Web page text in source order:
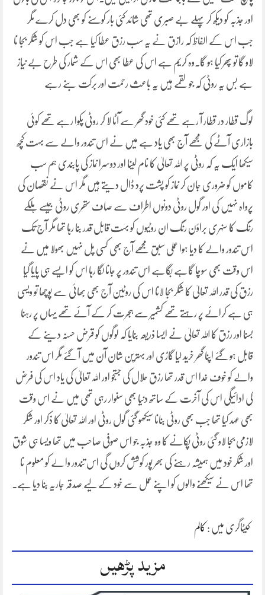
اور جذبہ کو دیکھ کر پہلے بے صبری تھی شائد کئی بار کوسنے کو بھی دل کرے مگر
جب اس کے الفاظ کہ رازق نے یہ سب رزق عطا کیا ہے جب اس کو شکر بجا نا
لاو گا تو پھر کیا ہو گا۔وہ کریم ہے اس کی عطا بھی اس کے شمار کی طرح بے نیاز
ہے بس یہ روٹی کہ جو لقمے ہیں یہ باعث رحمت اور برکت بنے رہے
لوگ قطار در قطار آ رہے تھے کئی خود گھر سے آٹا لا کر روٹی پکوا رہے تھے کوئی
بازاری آٹے کی مجھے آج بھی یاد ہے میں نے اس تندور والے سے بہت کچھ
سیکھا ایک یہ کہ روٹی پر اللہ تعالیٰ کا نام لینا اور دوسرا نماز کی پابندی ہم سب
کاموں کو ضروری جان کر نماز کو پشت پرد ڈال دیتے ہیں مگر اس نے نقصان کی
پرواہ نہیں کی اور گول روٹی دونوں اطراف سے صاف ستھری روٹی جیسے ہلکے
رنگ کا سنہری براؤن رنگ ان روٹیوں کو بہت قابل قدر بنا رہا تھا مگر آج تک
اس تندور والے کا دیا ہوا عملی سبق مجھے آج بھی کسی پل نہیں بھولا میں نے
اس وقت بھی سوچا گاہے بگاہے اس تندور پر جانا لگا رہا اس کو ایسے ہی پایا گیا
رزق کی قدر اللہ تعالیٰ کا شکر بجا لانا اس کی روٹین آج بھی بھائی سے پوچھا تو ویسی
ہی ہے کرائے پر رہتے تھے کشمیر سے ہجرت کر کے آئے تھے یہاں پر رہنا
بسنا اور رزق کا اللہ تعالیٰ نے ایسا ذریعہ بنایا کہ لوگوں کو قرض حسنہ دینے کے
قابل ہو گئے اپنا گھر خرید لیا گاڑی اور بہترین شان آن میں آ گئے مگر اس تندور
والے کو خوف خدا اس قدر تھا رزق حلال کی جستجو اور اللہ تعالیٰ کی یاد اس کی فرض
کی ادائیگی اس کی آخرت کے ساتھ دنیا بھی سنوار رہی تھی میں نے اس وقت
بھی عہد کیا تھا جب بھی روٹی بنانا سیکھو گئی گول روٹی اور اللہ تعالیٰ کا ذکر اور شکر
لازمی بجا لاو گئی روٹی پکانے کا وہ جذبہ جو اس صوفی صاحب میں تھا ویسا ہی شوق
اور شکر خود میں ہمیشہ رہنے کی بھر پور کوشش کروں گی اس تندور والے کو معلوم نا
تھا اس نے سیکھنے والوں کو اپنے عمل سے خود کے لیے صدقہ جاریہ بنا دیا ہے۔
کیٹاگری میں : کالم
مزید پڑھیں